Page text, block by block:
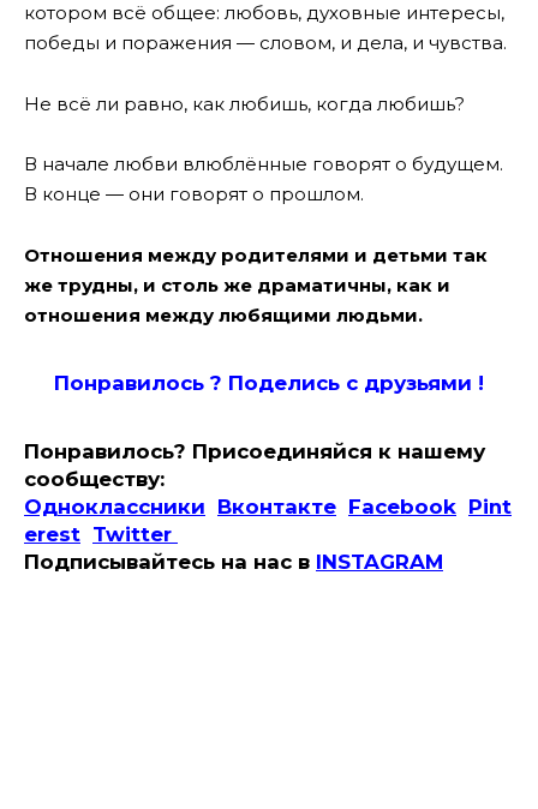
котором всё общее: любовь, духовные интересы,
победы и поражения — словом, и дела, и чувства.
Не всё ли равно, как любишь, когда любишь?
В начале любви влюблённые говорят о будущем.
В конце — они говорят о прошлом.
Отношения между родителями и детьми так
же трудны, и столь же драматичны, как и
отношения между любящими людьми.
Понравилось ? Поделись с друзьями !
Понравилось? Присоединяйся к нашему
сообществу:
Одноклассники Вконтакте Facebook Pint
erest Twitter
Подписывайтесь на наc в INSTAGRAM